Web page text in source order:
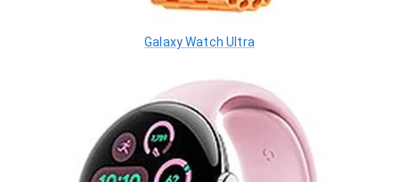
Galaxy Watch Ultra